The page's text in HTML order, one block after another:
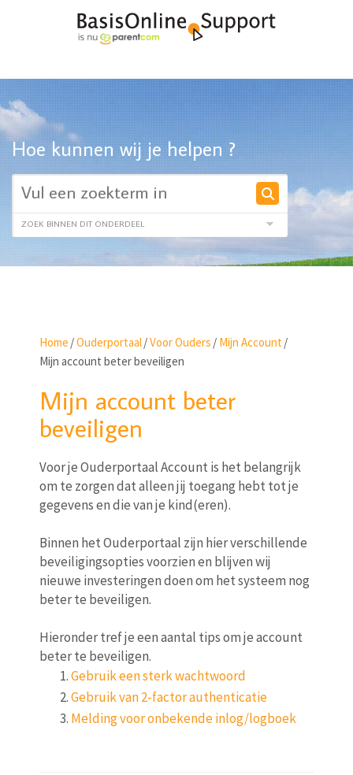
Hoe kunnen wij je helpen ?
Home /Ouderportaal/Voor Ouders / Mijn Account/
Mijn account beter beveiligen
Mijn account beter
beveiligen
Voor je Ouderportaal Account is het belangrijk
om te zorgen dat alleen jij toegang hebt tot je
gegevens en die van je kind(eren).
Binnen het Ouderportaal zijn hier verschillende
beveiligingsopties voorzien en blijven wij
nieuwe investeringen doen om het systeem nog
beter te beveiligen.
Hieronder tref je een aantal tips om je account
beter te beveiligen.
Gebruik een sterk wachtwoord
Gebruik van 2-factor authenticatie
Melding voor onbekende inlog/logboek